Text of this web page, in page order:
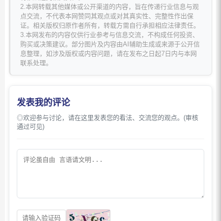
2.本网转载其他媒体或公开渠道的内容，旨在传递行业信息与观
点交流，不代表本网赞同其观点或对其真实性、完整性作出保
证。相关版权归原作者所有，转载方需自行承担相应法律责任。
3.本网发布的内容仅供行业参考与信息交流，不构成任何投资、
购买或决策建议。部分图片及内容由AI辅助生成或来源于公开信
息整理，如涉及版权或内容问题，请在发布之日起7日内与本网
联系处理。
发表我的评论
◎欢迎参与讨论，请在这里发表您的看法、交流您的观点。(审核
通过可见)